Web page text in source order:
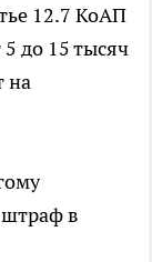
12.7 КоАП
до 15 тысяч
на
штраф в